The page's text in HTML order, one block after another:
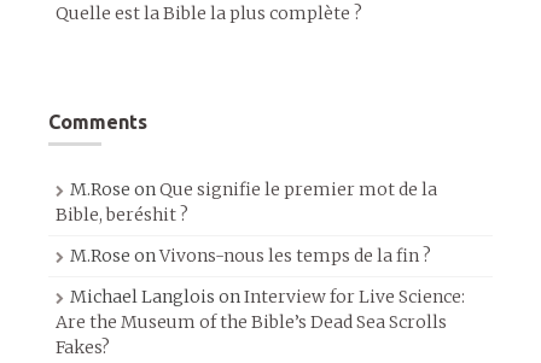
Quelle est la Bible la plus complète ?
Comments
M.Rose onQue signifie le premier mot de la
Bible, beréshit ?
M.Rose onVivons-nous les temps de la fin ?
Michael Langlois onInterview for Live Science:
Are the Museum of the Bible’s Dead Sea Scrolls
Fakes?